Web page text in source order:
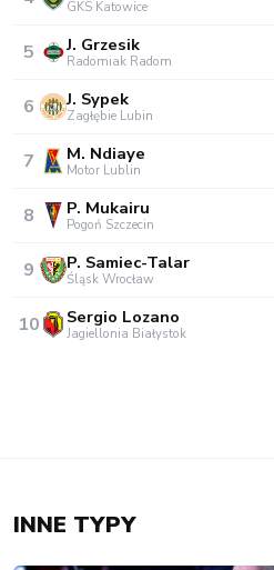
GKS Katowice
5 J. Grzesik
Radomiak Radom
6 J. Sypek
Zagłębie Lubin
7 M. Ndiaye
Motor Lublin
8 P. Mukairu
Pogoń Szczecin
9 P. Samiec-Talar
Śląsk Wrocław
10 Sergio Lozano
Jagiellonia Białystok
INNE TYPY